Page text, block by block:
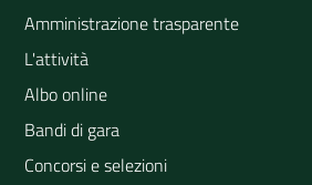
Amministrazione trasparente
L'attività
Albo online
Bandi di gara
Concorsi e selezioni